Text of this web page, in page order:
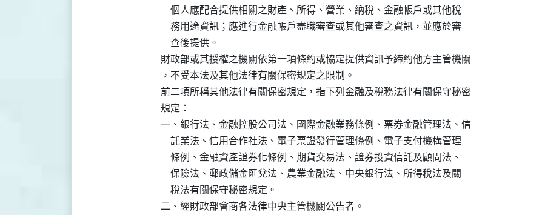
    個人應配合提供相關之財產、所得、營業、納稅、金融帳戶或其他稅
    務用途資訊；應進行金融帳戶盡職審查或其他審查之資訊，並應於審
    查後提供。
財政部或其授權之機關依第一項條約或協定提供資訊予締約他方主管機關
，不受本法及其他法律有關保密規定之限制。
前二項所稱其他法律有關保密規定，指下列金融及稅務法律有關保守秘密
規定：
一、銀行法、金融控股公司法、國際金融業務條例、票券金融管理法、信
    託業法、信用合作社法、電子票證發行管理條例、電子支付機構管理
    條例、金融資產證券化條例、期貨交易法、證券投資信託及顧問法、
    保險法、郵政儲金匯兌法、農業金融法、中央銀行法、所得稅法及關
    稅法有關保守秘密規定。
二、經財政部會商各法律中央主管機關公告者。